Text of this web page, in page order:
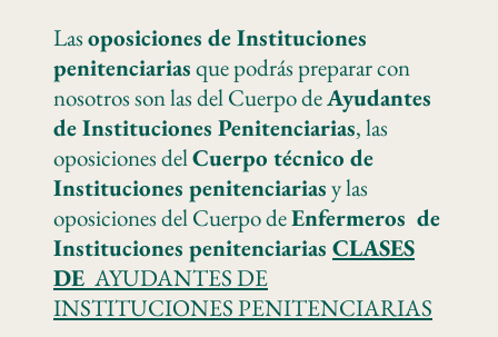
Lasoposiciones de Instituciones
penitenciariasque podrás preparar con
nosotros son las del Cuerpo deAyudantes
de Instituciones Penitenciarias, las
oposiciones delCuerpo técnico de
Instituciones penitenciariasy las
oposiciones del Cuerpo deEnfermeros de
Instituciones penitenciarias CLASES
DE AYUDANTES DE
INSTITUCIONES PENITENCIARIAS